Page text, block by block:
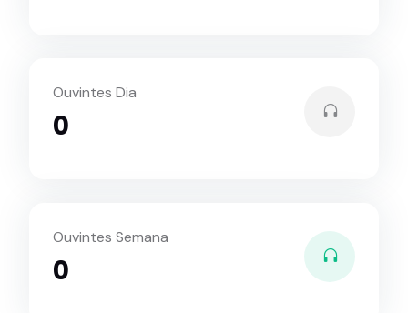
Ouvintes Dia
0
Ouvintes Semana
0